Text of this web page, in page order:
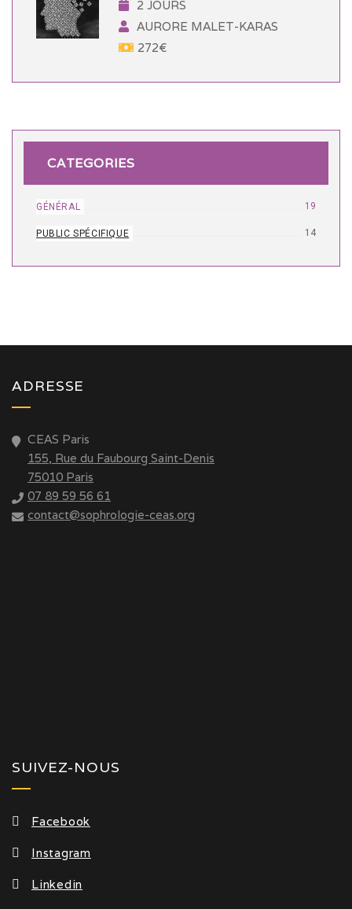
2 JOURS
AURORE MALET-KARAS
272€
CATEGORIES
GÉNÉRAL 19
PUBLIC SPÉCIFIQUE 14
ADRESSE
CEAS Paris
155, Rue du Faubourg Saint-Denis
75010 Paris
07 89 59 56 61
contact@sophrologie-ceas.org
SUIVEZ-NOUS
Facebook
Instagram
Linkedin